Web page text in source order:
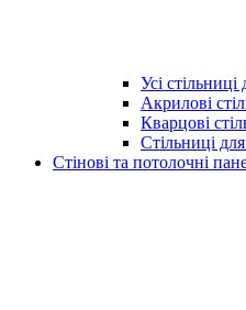
Усі стільниці
Акрилові
Кварцові
Стільниці
Стінові та потолочні